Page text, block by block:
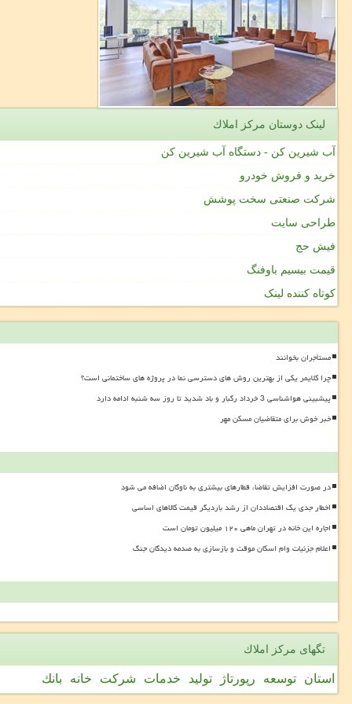
لینک دوستان مركز املاك
آب شیرین کن - دستگاه آب شیرین کن
خرید و فروش خودرو
شرکت صنعتی سخت پوشش
طراحی سایت
فیش حج
قیمت بیسیم باوفنگ
کوتاه کننده لینک
مستأجران بخوانند
چرا کلایمر یکی از بهترین روش های دسترسی نما در پروژه های ساختمانی است؟
پیشبینی هواشناسی 3 خرداد رگبار و باد شدید تا روز سه شنبه ادامه دارد
خبر خوش برای متقاضیان مسکن مهر
در صورت افزایش تقاضا، قطارهای بیشتری به ناوگان اضافه می شود
اخطار جدی یک اقتصاددان از رشد باردیگر قیمت کالاهای اساسی
اجاره این خانه در تهران ماهی ۱۲۰ میلیون تومان است
اعلام جزئیات وام اسکان موقت و بازسازی به صدمه دیدگان جنگ
تگهای مركز املاك
استان توسعه رپورتاژ تولید خدمات شركت خانه بانك